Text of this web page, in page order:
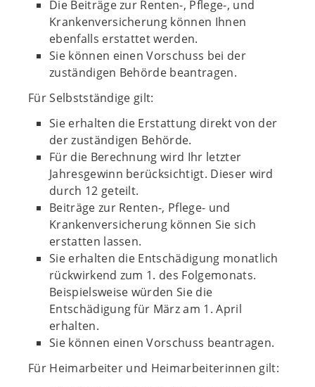
Die Beiträge zur Renten-, Pflege-, und
Krankenversicherung können Ihnen
ebenfalls erstattet werden.
Sie können einen Vorschuss bei der
zuständigen Behörde beantragen.
Für Selbstständige gilt:
Sie erhalten die Erstattung direkt von der
der zuständigen Behörde.
Für die Berechnung wird Ihr letzter
Jahresgewinn berücksichtigt. Dieser wird
durch 12 geteilt.
Beiträge zur Renten-, Pflege- und
Krankenversicherung können Sie sich
erstatten lassen.
Sie erhalten die Entschädigung monatlich
rückwirkend zum 1. des Folgemonats.
Beispielsweise würden Sie die
Entschädigung für März am 1. April
erhalten.
Sie können einen Vorschuss beantragen.
Für Heimarbeiter und Heimarbeiterinnen gilt: